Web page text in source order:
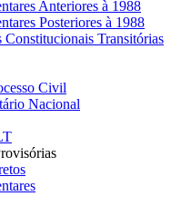
Anteriores à 1988
Posteriores à 1988
Transitórias
Civil
Nacional